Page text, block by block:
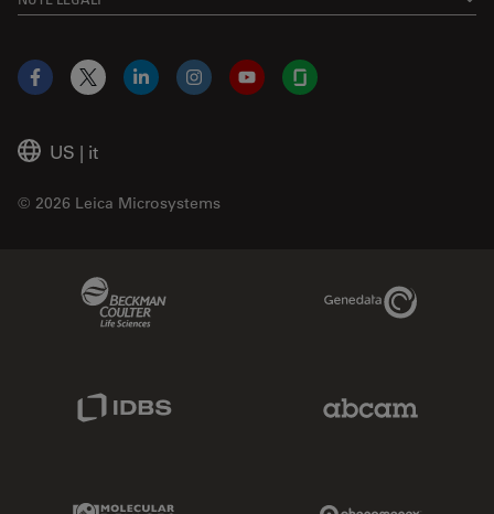
US | it
© 2026 Leica Microsystems
Facebook
X LinkedInInstagramYouTubeGlassdoor
Genedata Link
Molecular Devices Link